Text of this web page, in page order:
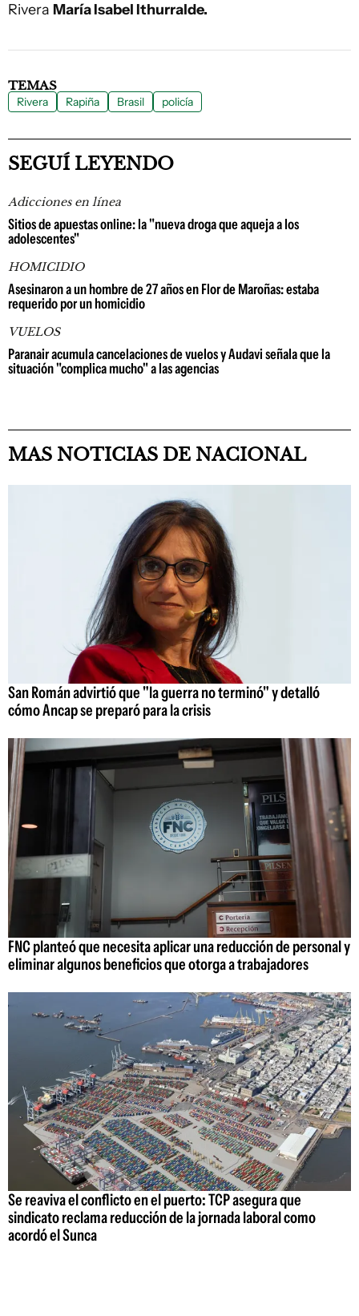
Rivera María Isabel Ithurralde.
TEMAS
Rivera Rapiña Brasil policía
SEGUÍ LEYENDO
Adicciones en línea
Sitios de apuestas online: la "nueva droga que aqueja a los
adolescentes"
HOMICIDIO
Asesinaron a un hombre de 27 años en Flor de Maroñas: estaba
requerido por un homicidio
VUELOS
Paranair acumula cancelaciones de vuelos y Audavi señala que la
situación "complica mucho" a las agencias
MAS NOTICIAS DE NACIONAL
San Román advirtió que "la guerra no terminó" y detalló
cómo Ancap se preparó para la crisis
FNC planteó que necesita aplicar una reducción de personal y
eliminar algunos beneficios que otorga a trabajadores
Se reaviva el conflicto en el puerto: TCP asegura que
sindicato reclama reducción de la jornada laboral como
acordó el Sunca